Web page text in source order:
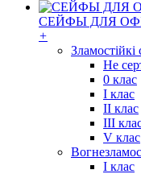
СЕЙФЫ ДЛЯ
+
Не
0 клас
I клас
II клас
III
V клас
I клас